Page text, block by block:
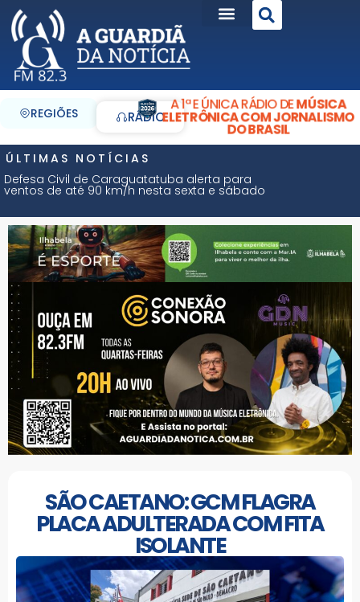
REGIÕES RÁDIO
A 1ª E ÚNICA RÁDIO DEMÚSICA
ELETRÔNICA COM JORNALISMO
DO BRASIL
ÚLTIMAS NOTÍCIAS
Defesa Civil de Caraguatatuba alerta para
ventos de até 90 km/h nesta sexta e sábado
SÃO CAETANO: GCM FLAGRA
PLACA ADULTERADA COM FITA
ISOLANTE